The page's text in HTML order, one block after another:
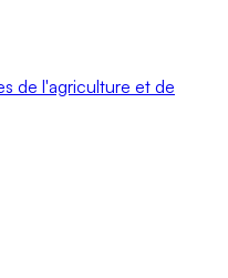
de l'agriculture et de